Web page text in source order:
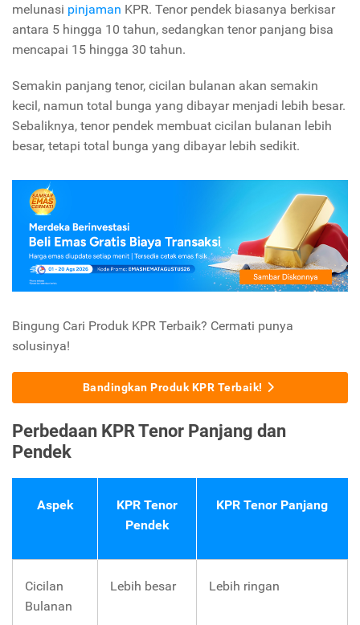
melunasi pinjaman KPR. Tenor pendek biasanya berkisar
antara 5 hingga 10 tahun, sedangkan tenor panjang bisa
mencapai 15 hingga 30 tahun.
Semakin panjang tenor, cicilan bulanan akan semakin
kecil, namun total bunga yang dibayar menjadi lebih besar.
Sebaliknya, tenor pendek membuat cicilan bulanan lebih
besar, tetapi total bunga yang dibayar lebih sedikit.
Bingung Cari Produk KPR Terbaik? Cermati punya
solusinya!
Bandingkan Produk KPR Terbaik!
Perbedaan KPR Tenor Panjang dan
Pendek
Aspek
KPR Tenor
Pendek
KPR Tenor Panjang
Cicilan
Bulanan
Lebih besar Lebih ringan